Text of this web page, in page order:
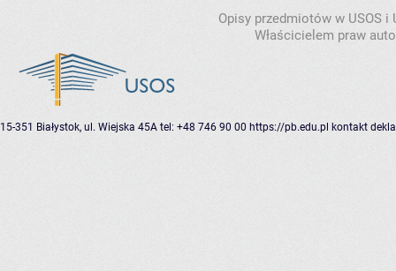
Opisy przedmiotów w USOS
Właścicielem praw
15-351 Białystok, ul. Wiejska 45A tel: +48 746 90 00 https://pb.edu.pl kontakt